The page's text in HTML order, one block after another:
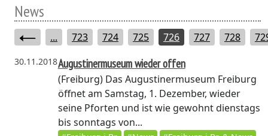
News
... 723 724 725 726 727 728
30.11.2018Augustinermuseum wieder offen
(Freiburg)Das Augustinermuseum Freiburg
öffnet am Samstag, 1. Dezember, wieder
seine Pforten und ist wie gewohnt dienstags
bis sonntags von...